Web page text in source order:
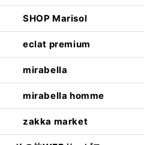
SHOP Marisol
eclat premium
mirabella
mirabella homme
zakka market